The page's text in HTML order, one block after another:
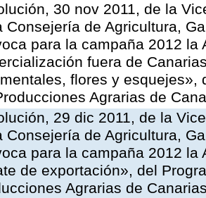
30 nov 2011, de la
Consejería de Agricultura,
para la campaña 2012 la
fuera de
flores y esquejes»,
Agrarias de
29 dic 2011, de la
Consejería de Agricultura,
para la campaña 2012
de exportación», del
Agrarias de